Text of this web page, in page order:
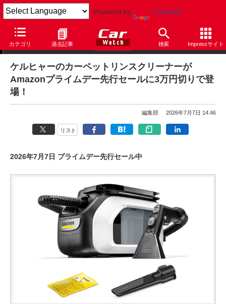
Powered by Translate
カテゴリ 過去記事 検索 Impressサイト
【セール情報】本日のPICK UP
ケルヒャーのカーペットリンスクリーナーが
Amazonプライムデー先行セールに3万円切りで登
場！
編集部 2026年7月7日 14:46
リスト
2026年7月7日 プライムデー先行セール中